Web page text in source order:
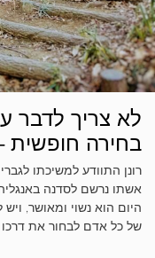
לא צריך לדבר
בחירה חופשית
רונן התוודע למשיכתו
אשתו נרשם לסדנה
היום הוא נשוי ומאושר,
של כל אדם לבחור את דרכו